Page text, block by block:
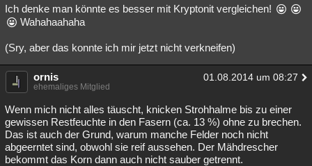
Ich denke man könnte es besser mit Kryptonit vergleichen!
Wahahaahaha
(Sry, aber das konnte ich mir jetzt nicht verkneifen)
ornis 01.08.2014 um 08:27
ehemaliges Mitglied
Wenn mich nicht alles täuscht, knicken Strohhalme bis zu einer
gewissen Restfeuchte in den Fasern (ca. 13 %) ohne zu brechen.
Das ist auch der Grund, warum manche Felder noch nicht
abgeerntet sind, obwohl sie reif aussehen. Der Mähdrescher
bekommt das Korn dann auch nicht sauber getrennt.